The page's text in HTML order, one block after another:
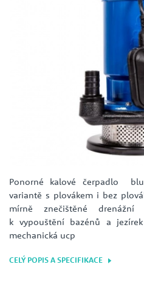
Ponorné kalové čerpadlo
variantě s plovákem i bez
mírně znečištěné
k vypouštění bazénů a
mechanická ucp
CELÝ POPIS A SPECIFIKACE